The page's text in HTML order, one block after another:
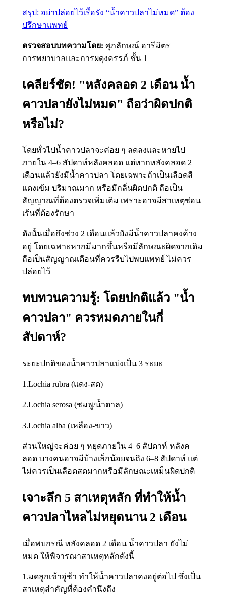
สรุป: อย่าปล่อยไว้เรื้อรัง “น้ำคาวปลาไม่หมด” ต้อง
ปรึกษาแพทย์
ตรวจสอบบทความโดย: ศุภลักษณ์ อารีมิตร
การพยาบาลและการผดุงครรภ์ ชั้น 1
เคลียร์ชัด! "หลังคลอด 2 เดือน น้ำ
คาวปลายังไม่หมด" ถือว่าผิดปกติ
หรือไม่?
โดยทั่วไปน้ำคาวปลาจะค่อย ๆ ลดลงและหายไป
ภายใน 4–6 สัปดาห์หลังคลอด แต่หากหลังคลอด 2
เดือนแล้วยังมีน้ำคาวปลา โดยเฉพาะถ้าเป็นเลือดสี
แดงเข้ม ปริมาณมาก หรือมีกลิ่นผิดปกติ ถือเป็น
สัญญาณที่ต้องตรวจเพิ่มเติม เพราะอาจมีสาเหตุซ่อน
เร้นที่ต้องรักษา
ดังนั้นเมื่อถึงช่วง 2 เดือนแล้วยังมีน้ำคาวปลาคงค้าง
อยู่ โดยเฉพาะหากมีมากขึ้นหรือมีลักษณะผิดจากเดิม
ถือเป็นสัญญาณเตือนที่ควรรีบไปพบแพทย์ ไม่ควร
ปล่อยไว้
ทบทวนความรู้: โดยปกติแล้ว "น้ำ
คาวปลา" ควรหมดภายในกี่
สัปดาห์?
ระยะปกติของน้ำคาวปลาแบ่งเป็น 3 ระยะ
1.Lochia rubra (แดง-สด)
2.Lochia serosa (ชมพู/น้ำตาล)
3.Lochia alba (เหลือง-ขาว)
ส่วนใหญ่จะค่อย ๆ หยุดภายใน 4–6 สัปดาห์ หลังค
ลอด บางคนอาจมีบ้างเล็กน้อยจนถึง 6–8 สัปดาห์ แต่
ไม่ควรเป็นเลือดสดมากหรือมีลักษณะเหม็นผิดปกติ
เจาะลึก 5 สาเหตุหลัก ที่ทำให้น้ำ
คาวปลาไหลไม่หยุดนาน 2 เดือน
เมื่อพบกรณี หลังคลอด 2 เดือน น้ำคาวปลา ยังไม่
หมด ให้พิจารณาสาเหตุหลักดังนี้
1.มดลูกเข้าอู่ช้า ทำให้น้ำคาวปลาคงอยู่ต่อไป ซึ่งเป็น
สาเหตุสำคัญที่ต้องคำนึงถึง